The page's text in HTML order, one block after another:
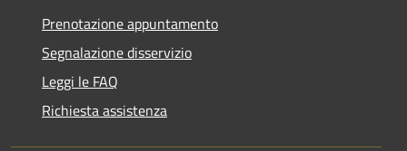
Prenotazione appuntamento
Segnalazione disservizio
Leggi le FAQ
Richiesta assistenza